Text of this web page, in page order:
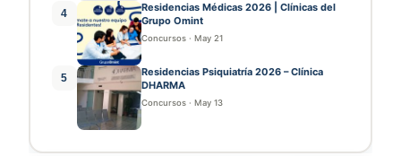
4
Residencias Médicas 2026 | Clínicas del
Grupo Omint
Concursos · May 21
5
Residencias Psiquiatría 2026 – Clínica
DHARMA
Concursos · May 13